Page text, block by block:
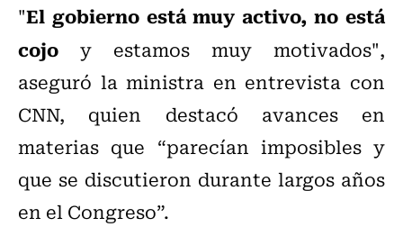
"El gobierno está muy activo, no está
cojo y estamos muy motivados",
aseguró la ministra en entrevista con
CNN, quien destacó avances en
materias que “parecían imposibles y
que se discutieron durante largos años
en el Congreso”.